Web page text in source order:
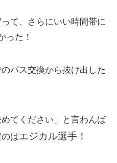
て、さらにいい時間帯に
った！
パス交換から抜け出した
てください」と言わんば
はエジカル選手！